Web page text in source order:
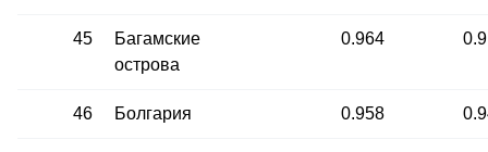
45
Багамские
острова
0.964
46 Болгария 0.958